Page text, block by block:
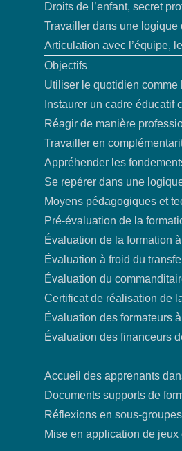
Droits de l’enfant, secret
Travailler dans une
Articulation avec l’équipe,
Objectifs
Utiliser le quotidien comme
Instaurer un cadre éducatif
Réagir de manière
Travailler en
Appréhender les
Se repérer dans une
Moyens pédagogiques et
Pré-évaluation de la
Évaluation de la formation
Évaluation à froid du
Évaluation du
Certificat de réalisation de
Évaluation des formateurs
Évaluation des financeurs
Accueil des apprenants
Documents supports de
Réflexions en sous-groupes
Mise en application de jeux